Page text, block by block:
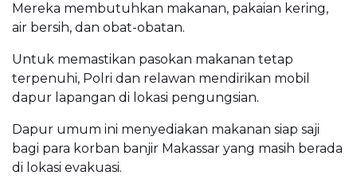
Mereka membutuhkan makanan, pakaian kering,
air bersih, dan obat-obatan.
Untuk memastikan pasokan makanan tetap
terpenuhi, Polri dan relawan mendirikan mobil
dapur lapangan di lokasi pengungsian.
Dapur umum ini menyediakan makanan siap saji
bagi para korban banjir Makassar yang masih berada
di lokasi evakuasi.